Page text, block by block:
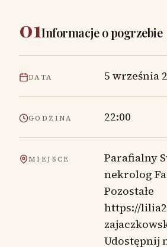
01Informacje o pogrzebie
DATA 5 września
GODZINA 22:00
MIEJSCE
Parafialny
nekrolog
Pozostałe
https://
Udostępnij